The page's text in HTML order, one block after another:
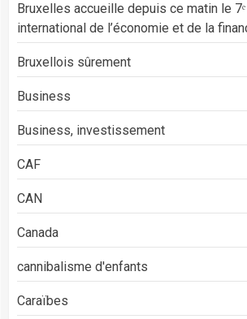
Bruxelles accueille depuis ce matin le
international de l’économie et de la
Bruxellois sûrement
Business
Business, investissement
CAF
CAN
Canada
cannibalisme d'enfants
Caraïbes